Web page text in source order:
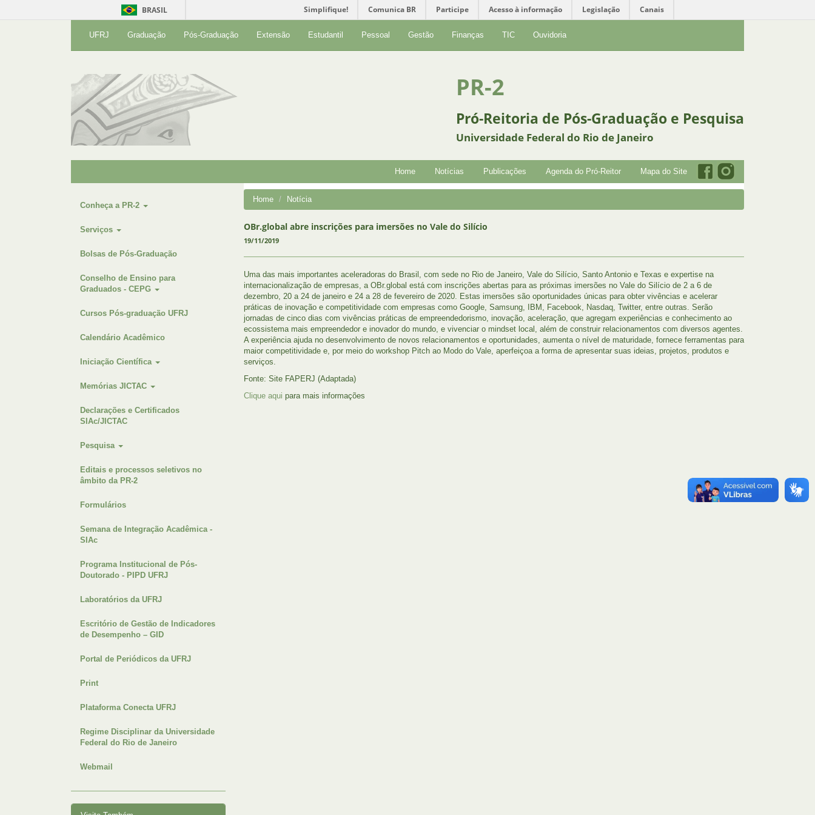
BRASIL Simplifique! Comunica BR Participe Acesso à informação Legislação Canais
UFRJ Graduação Pós-Graduação Extensão Estudantil Pessoal Gestão Finanças TIC Ouvidoria
PR-2
Pró-Reitoria de Pós-Graduação e Pesquisa
Universidade Federal do Rio de Janeiro
Home Notícias Publicações Agenda do Pró-Reitor Mapa do Site
Conheça a PR-2
Serviços
Bolsas de Pós-Graduação
Conselho de Ensino para
Graduados - CEPG
Cursos Pós-graduação UFRJ
Calendário Acadêmico
Iniciação Científica
Memórias JICTAC
Declarações e Certificados
SIAc/JICTAC
Pesquisa
Editais e processos seletivos no
âmbito da PR-2
Formulários
Semana de Integração Acadêmica -
SIAc
Programa Institucional de Pós-
Doutorado - PIPD UFRJ
Laboratórios da UFRJ
Escritório de Gestão de Indicadores
de Desempenho – GID
Portal de Periódicos da UFRJ
Print
Plataforma Conecta UFRJ
Regime Disciplinar da Universidade
Federal do Rio de Janeiro
Webmail
Home Notícia
OBr.global abre inscrições para imersões no Vale do Silício
19/11/2019
Uma das mais importantes aceleradoras do Brasil, com sede no Rio de Janeiro, Vale do Silício, Santo Antonio e Texas e expertise na
internacionalização de empresas, a OBr.global está com inscrições abertas para as próximas imersões no Vale do Silício de 2 a 6 de
dezembro, 20 a 24 de janeiro e 24 a 28 de fevereiro de 2020. Estas imersões são oportunidades únicas para obter vivências e acelerar
práticas de inovação e competitividade com empresas como Google, Samsung, IBM, Facebook, Nasdaq, Twitter, entre outras. Serão
jornadas de cinco dias com vivências práticas de empreendedorismo, inovação, aceleração, que agregam experiências e conhecimento ao
ecossistema mais empreendedor e inovador do mundo, e vivenciar o mindset local, além de construir relacionamentos com diversos agentes.
A experiência ajuda no desenvolvimento de novos relacionamentos e oportunidades, aumenta o nível de maturidade, fornece ferramentas para
maior competitividade e, por meio do workshop Pitch ao Modo do Vale, aperfeiçoa a forma de apresentar suas ideias, projetos, produtos e
serviços.
Fonte: Site FAPERJ (Adaptada)
Clique aqui para mais informações